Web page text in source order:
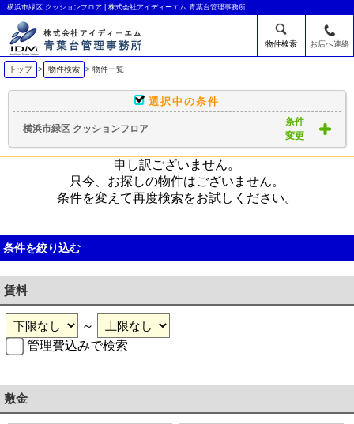
横浜市緑区 クッションフロア | 株式会社アイディーエム 青葉台管理事務所
物件検索 お店へ連絡
トップ > 物件検索 > 物件一覧
選択中の条件
横浜市緑区 クッションフロア
条件
変更
申し訳ございません。
只今、お探しの物件はございません。
条件を変えて再度検索をお試しください。
条件を絞り込む
賃料
～
管理費込みで検索
敷金